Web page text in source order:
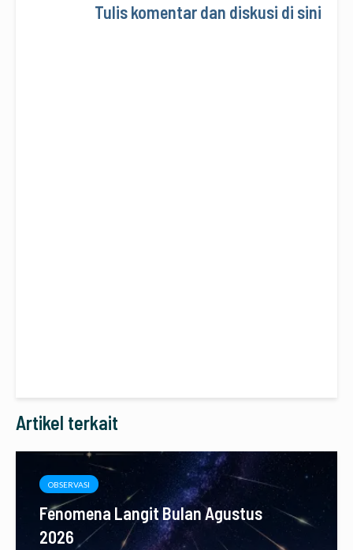
Tulis komentar dan diskusi di sini
Artikel terkait
OBSERVASI
Fenomena Langit Bulan Agustus
2026